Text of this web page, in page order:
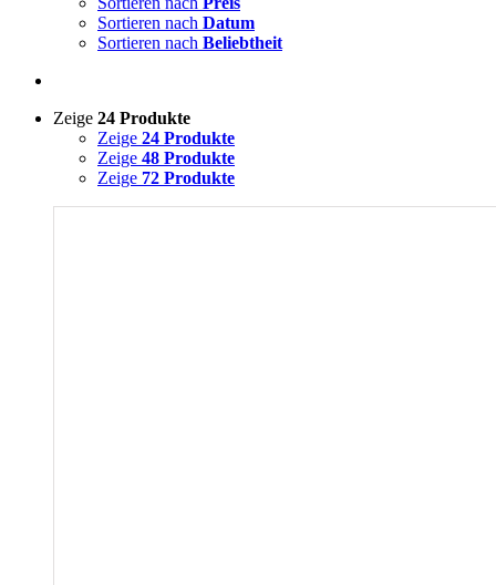
Sortieren nach Datum
Sortieren nach Beliebtheit
Zeige 24 Produkte
Zeige 24 Produkte
Zeige 48 Produkte
Zeige 72 Produkte